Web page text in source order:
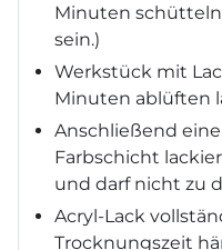
Minuten
sein.)
Werkstück mit
Minuten ablüften
Anschließend
Farbschicht
und darf nicht zu
Acryl-Lack
Trocknungszeit